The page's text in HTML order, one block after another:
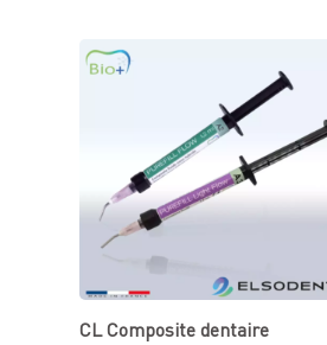
CL Composite dentaire